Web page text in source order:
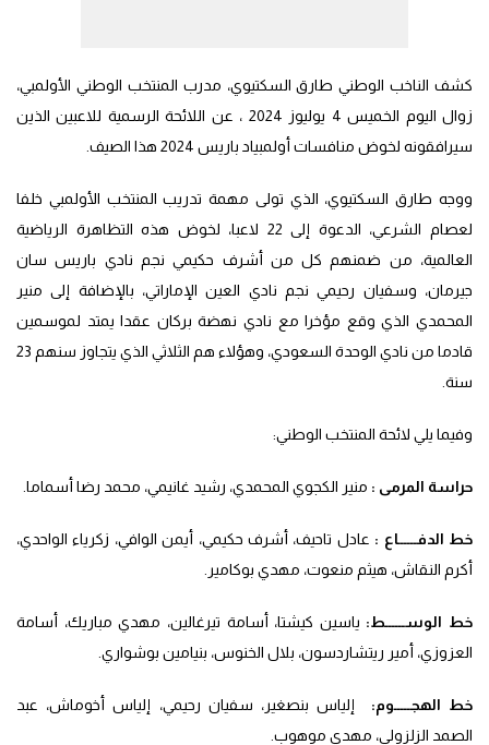
كشف الناخب الوطني طارق السكتيوي، مدرب المنتخب الوطني الأولمبي،
زوال اليوم الخميس 4 يوليوز 2024 ، عن اللائحة الرسمية للاعبين الذين
سيرافقونه لخوض منافسات أولمبياد باريس 2024 هذا الصيف.
ووجه طارق السكتيوي، الذي تولى مهمة تدريب المنتخب الأولمبي خلفا
لعصام الشرعي، الدعوة إلى 22 لاعبا، لخوض هذه التظاهرة الرياضية
العالمية، من ضمنهم كل من أشرف حكيمي نجم نادي باريس سان
جيرمان، وسفيان رحيمي نجم نادي العين الإماراتي، بالإضافة إلى منير
المحمدي الذي وقع مؤخرا مع نادي نهضة بركان عقدا يمتد لموسمين
قادما من نادي الوحدة السعودي، وهؤلاء هم الثلاثي الذي يتجاوز سنهم 23
سنة.
وفيما يلي لائحة المنتخب الوطني:
حراسة المرمى : منير الكجوي المحمدي، رشيد غانيمي، محمد رضا أسماما.
خط الدفــــــاع : عادل تاحيف، أشرف حكيمي، أيمن الوافي، زكرياء الواحدي،
أكرم النقاش، هيثم منعوت، مهدي بوكامير.
خط الوســــــط: ياسين كيشتا، أسامة تيرغالين، مهدي مباريك، أسامة
العزوزي، أمير ريتشاردسون، بلال الخنوس، بنيامين بوشواري.
خط الهجـــــوم:
إلياس بنصغير، سفيان رحيمي، إلياس أخوماش، عبد
الصمد الزلزولي، مهدي موهوب.